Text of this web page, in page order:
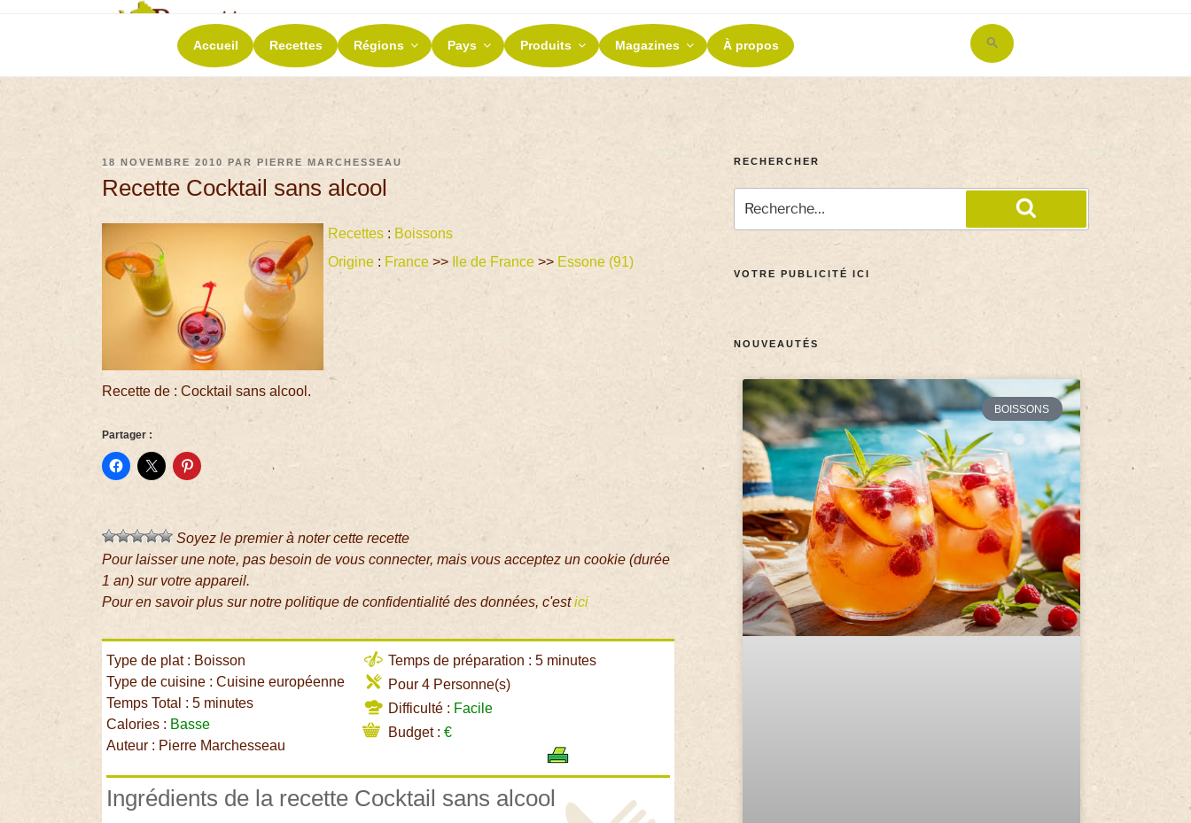
RECETTES ET TERROIRS
La richesse de nos terroirs
Accueil Recettes Régions Pays Produits Magazines À propos
Search
for:
18 NOVEMBRE 2010 PARPIERRE MARCHESSEAU
Recette Cocktail sans alcool
Recettes : Boissons
Origine : France >> Ile de France >> Essone (91)
Recette de : Cocktail sans alcool.
Partager :
Soyez le premier à noter cette recette
Pour laisser une note, pas besoin de vous connecter, mais vous acceptez un cookie (durée
1 an) sur votre appareil.
Pour en savoir plus sur notre politique de confidentialité des données, c'estici
Type de plat : Boisson
Type de cuisine : Cuisine européenne
Temps Total : 5 minutes
Calories : Basse
Auteur : Pierre Marchesseau
Temps de préparation : 5 minutes
Pour 4 Personne(s)
Difficulté : Facile
Budget :€
Ingrédients de la recette Cocktail sans alcool
RECHERCHER
VOTRE PUBLICITÉ ICI
NOUVEAUTÉS
BOISSONS